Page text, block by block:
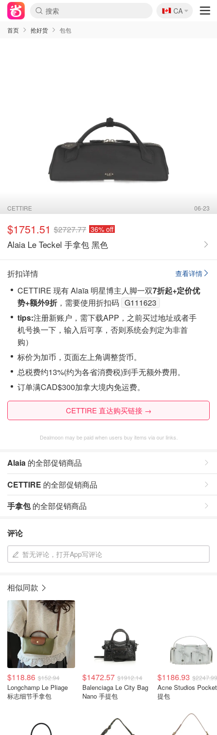
🇨🇦
CA
首页 抢好货 包包
CETTIRE 06-23
$1751.51 $2727.77 36% off
Alaia Le Teckel 手拿包 黑色
查看详情
折扣详情
CETTIRE 现有 Alaïa 明星博主人脚一双7折起+定价优
势+额外9折 ，需要使用折扣码 G111623
tips:注‮新册‬账户，需下载APP，之前买过地址或者手
机号换一下，输入后可享，否则系统会‮定判‬为非首
购）
标价为加币，页面左上角调整货币。
总税费约13%(约为各省消费税)到手无额外费用。
订单满CAD$300加拿大境内免运费。
CETTIRE 直达购买链接 →
Dealmoon may be paid when users buy items via our links.
Alaia 的全部促销商品
CETTIRE 的全部促销商品
手拿包的全部促销商品
评论
暂无评论，打开App写评论
相似同款
$118.86 $152.94
Longchamp Le Pliage
标志细节手拿包
$1472.57 $1912.14
Balenciaga Le City Bag
Nano 手提包
$1186.93 $2247.99
Acne Studios
提包